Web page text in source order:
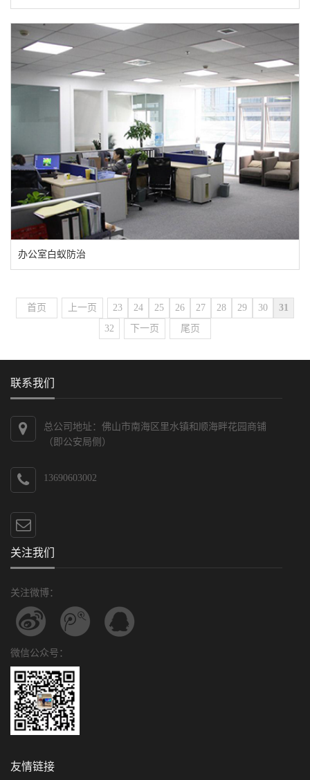
办公室白蚁防治
首页 上一页 23 24 25 26 27 28 29 30
31
32
下一页 尾页
联系我们
总公司地址：佛山市南海区里水镇和顺海畔花园商铺
（即公安局侧）
13690603002
关注我们
关注微博：
微信公众号：
友情链接